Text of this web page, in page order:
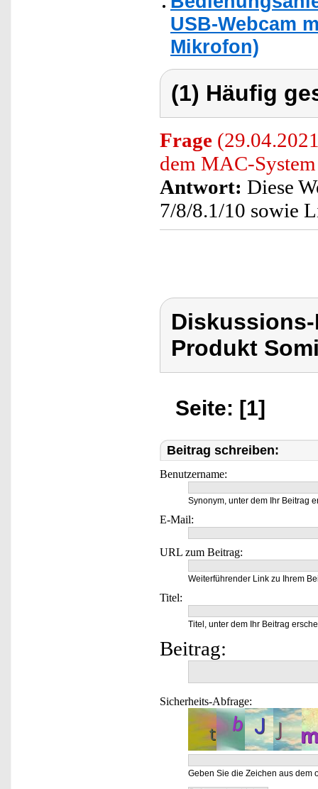
USB-Webcam
Mikrofon)
(1) Häufig
Frage
dem MAC-
Antwort: Diese
7/8/8.1/10 sowie
Produkt
Seite: [1]
Beitrag schreiben:
Benutzername:
Synonym, unter dem Ihr Beitrag
E-Mail:
URL zum Beitrag:
Weiterführender Link zu Ihrem
Titel:
Titel, unter dem Ihr Beitrag
Beitrag:
Sicherheits-Abfrage:
Geben Sie die Zeichen aus dem